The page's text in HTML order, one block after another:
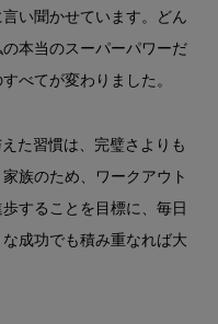
い聞かせています。どん
本当のスーパーパワーだ
べてが変わりました。
た習慣は、完璧さよりも
族のため、ワークアウト
することを目標に、毎日
成功でも積み重なれば大